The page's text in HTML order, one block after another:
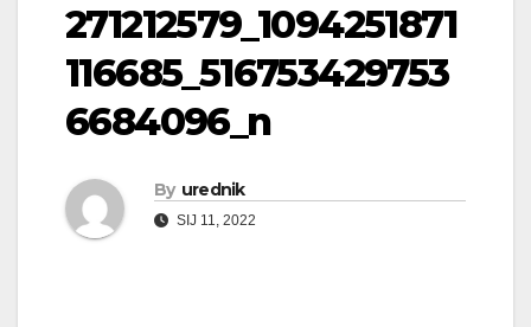
271212579_1094251871
116685_516753429753
6684096_n
By urednik
SIJ 11, 2022